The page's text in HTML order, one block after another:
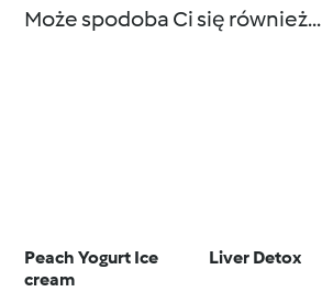
Może spodoba Ci się również...
Peach Yogurt Ice
cream
Liver Detox